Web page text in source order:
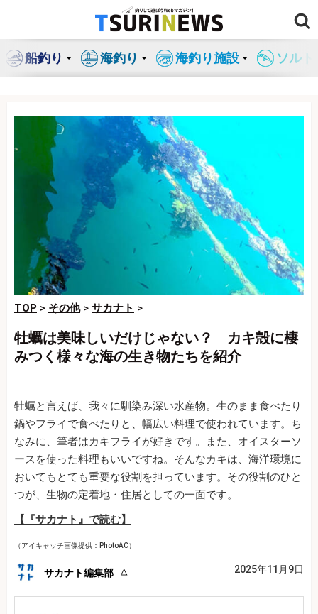
ン
船釣り 海釣り 海釣り施設 ソル
TOP > その他> サカナト >
牡蠣は美味しいだけじゃない？ カキ殻に棲
みつく様々な海の生き物たちを紹介
牡蠣と言えば、我々に馴染み深い水産物。生のまま食べたり
鍋やフライで食べたりと、幅広い料理で使われています。ち
なみに、筆者はカキフライが好きです。また、オイスターソ
ースを使った料理もいいですね。そんなカキは、海洋環境に
おいてもとても重要な役割を担っています。その役割のひと
つが、生物の定着地・住居としての一面です。
【『サカナト』で読む】
（アイキャッチ画像提供：PhotoAC）
サカナト編集部 2025年11月9日